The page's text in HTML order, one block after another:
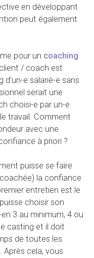
en développant
peut également
pour un coaching
/ coach est
d'un-e salarié-e sans
serait une
choisi-e par un-e
travail. Comment
avec une
à priori ?
puisse se faire
la confiance
entretien est le
choisir son
3 au minimum, 4 ou
casting et il doit
de toutes les
Après cela, vous